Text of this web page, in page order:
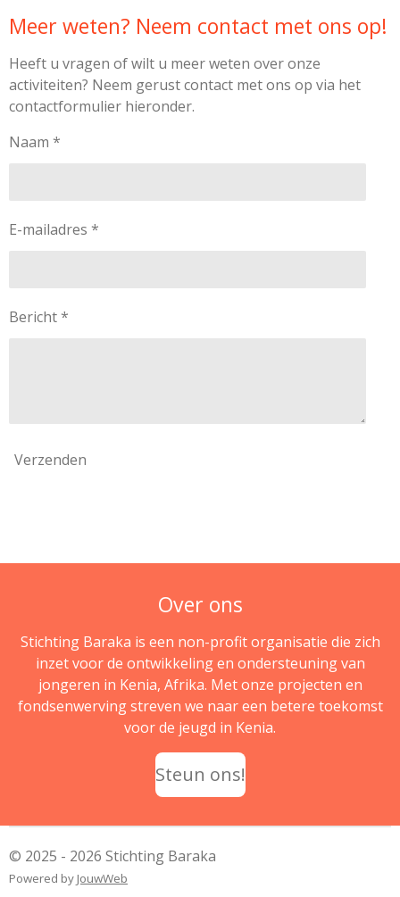
Meer weten? Neem contact met ons op!
Heeft u vragen of wilt u meer weten over onze
activiteiten? Neem gerust contact met ons op via het
contactformulier hieronder.
Naam *
E-mailadres *
Bericht *
Verzenden
Over ons
Stichting Baraka is een non-profit organisatie die zich
inzet voor de ontwikkeling en ondersteuning van
jongeren in Kenia, Afrika. Met onze projecten en
fondsenwerving streven we naar een betere toekomst
voor de jeugd in Kenia.
Steun ons!
© 2025 - 2026 Stichting Baraka
Powered by JouwWeb